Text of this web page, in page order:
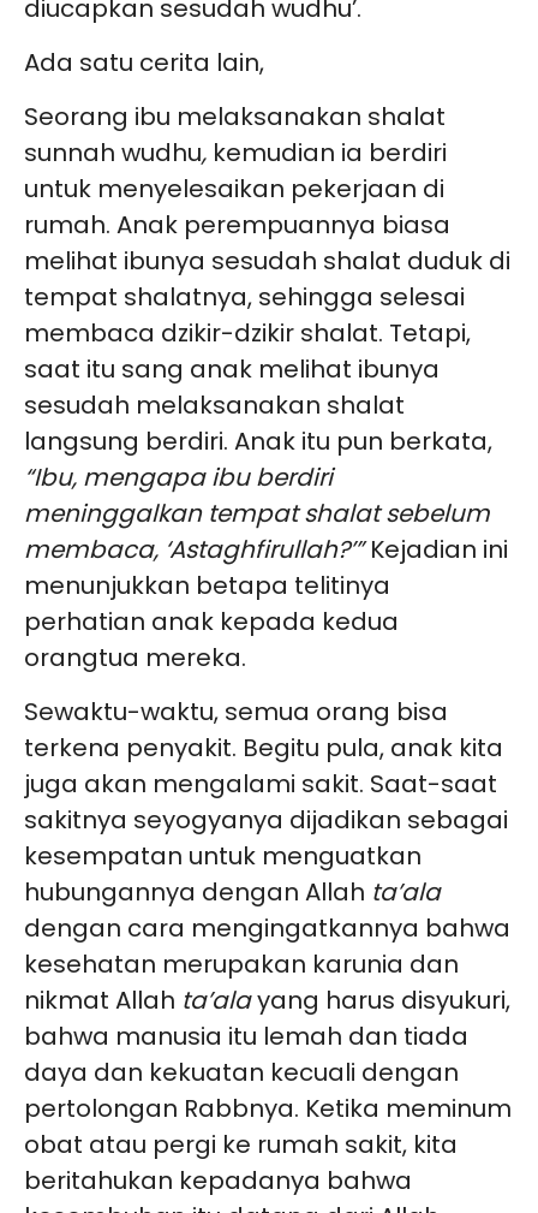
diucapkan sesudah wudhu’.
Ada satu cerita lain,
Seorang ibu melaksanakan shalat
sunnah wudhu, kemudian ia berdiri
untuk menyelesaikan pekerjaan di
rumah. Anak perempuannya biasa
melihat ibunya sesudah shalat duduk di
tempat shalatnya, sehingga selesai
membaca dzikir-dzikir shalat. Tetapi,
saat itu sang anak melihat ibunya
sesudah melaksanakan shalat
langsung berdiri. Anak itu pun berkata,
“Ibu, mengapa ibu berdiri
meninggalkan tempat shalat sebelum
membaca, ‘Astaghfirullah?’”Kejadian ini
menunjukkan betapa telitinya
perhatian anak kepada kedua
orangtua mereka.
Sewaktu-waktu, semua orang bisa
terkena penyakit. Begitu pula, anak kita
juga akan mengalami sakit. Saat-saat
sakitnya seyogyanya dijadikan sebagai
kesempatan untuk menguatkan
hubungannya dengan Allah ta’ala
dengan cara mengingatkannya bahwa
kesehatan merupakan karunia dan
nikmat Allah ta’alayang harus disyukuri,
bahwa manusia itu lemah dan tiada
daya dan kekuatan kecuali dengan
pertolongan Rabbnya. Ketika meminum
obat atau pergi ke rumah sakit, kita
beritahukan kepadanya bahwa